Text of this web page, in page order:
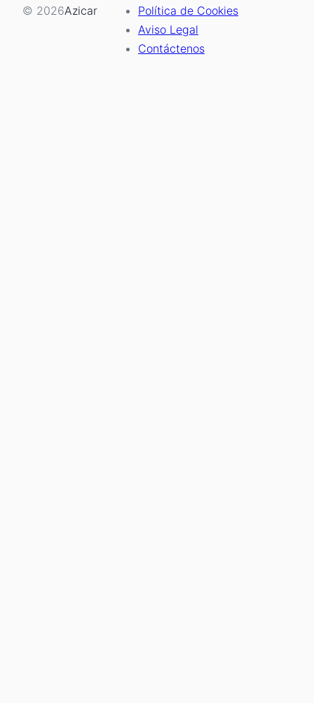
© 2026Azicar
Política de Cookies
Aviso Legal
Contáctenos